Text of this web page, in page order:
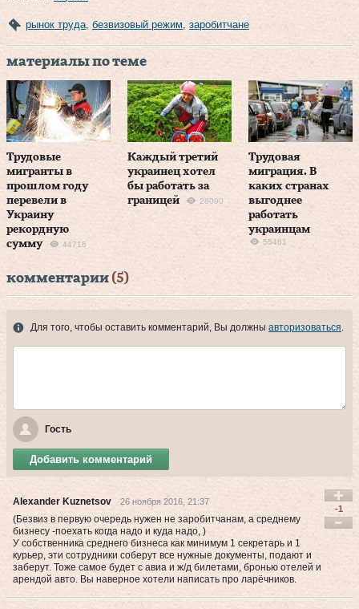
рынок труда безвизовый режим заробитчане
материалы по теме
Трудовые
мигранты в
прошлом году
перевели в
Украину
рекордную
сумму
44716
Каждый третий
украинец хотел
бы работать за
границей
28090
Трудовая
миграция. В
каких странах
выгоднее
работать
украинцам
55461
комментарии (5)
Для того, чтобы оставить комментарий, Вы должны авторизоваться.
Гость
Добавить комментарий
Alexander Kuznetsov 26 ноября 2016, 21:37
(Безвиз в первую очередь нужен не заробитчанам, а среднему
бизнесу -поехать когда надо и куда надо, )
У собственника среднего бизнеса как минимум 1 секретарь и 1
курьер, эти сотрудники соберут все нужные документы, подают и
заберут. Тоже самое будет с авиа и ж/д билетами, бронью отелей и
арендой авто. Вы наверное хотели написать про ларёчников.
-1